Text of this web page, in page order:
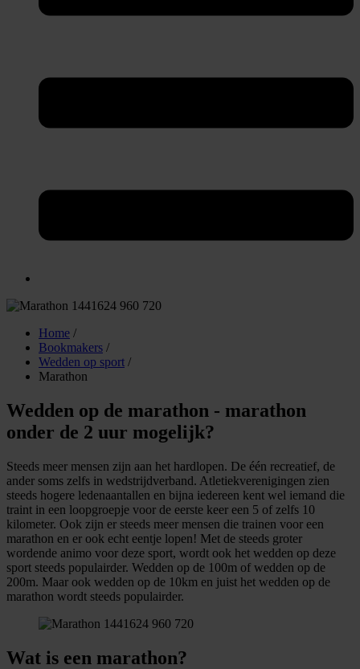
Home /
Bookmakers /
Wedden op sport /
Marathon
Wedden op de marathon - marathon
onder de 2 uur mogelijk?
Steeds meer mensen zijn aan het hardlopen. De één recreatief, de
ander soms zelfs in wedstrijdverband. Atletiekverenigingen zien
steeds hogere ledenaantallen en bijna iedereen kent wel iemand die
traint in een loopgroepje voor de eerste keer een 5 of zelfs 10
kilometer. Ook zijn er steeds meer mensen die trainen voor een
marathon en er ook echt eentje lopen! Met de steeds groter
wordende animo voor deze sport, wordt ook het wedden op deze
sport steeds populairder. Wedden op de 100m of wedden op de
200m. Maar ook wedden op de 10km en juist het wedden op de
marathon wordt steeds populairder.
Wat is een marathon?